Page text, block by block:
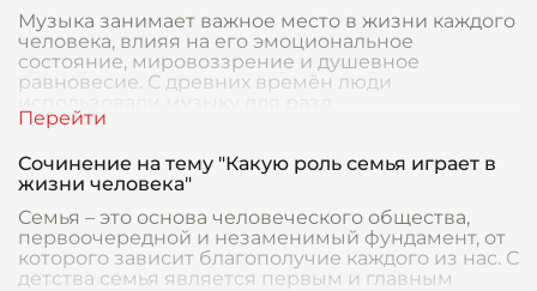
Музыка занимает важное место в жизни каждого
человека, влияя на его эмоциональное
состояние, мировоззрение и душевное
равновесие. С древних времён люди
Сочинение на тему "Какую роль семья играет в
жизни человека"
Семья – это основа человеческого общества,
первоочередной и незаменимый фундамент, от
которого зависит благополучие каждого из нас. С
детства семья является первым и главным